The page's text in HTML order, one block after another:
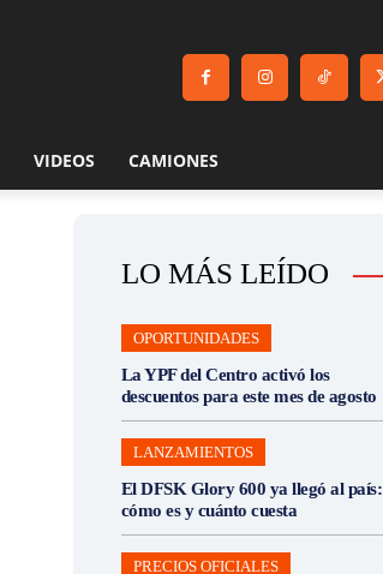
VIDEOS CAMIONES
LO MÁS LEÍDO
OPORTUNIDADES
La YPF del Centro activó los
descuentos para este mes de agosto
LANZAMIENTOS
El DFSK Glory 600 ya llegó al país:
cómo es y cuánto cuesta
PRECIOS OFICIALES